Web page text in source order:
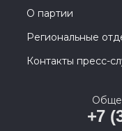
О партии
Региональные
Контакты пресс-
+7